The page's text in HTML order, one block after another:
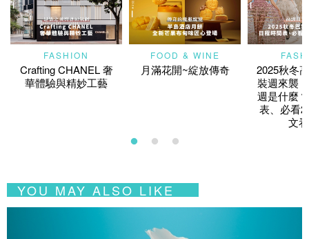
FASHION
Crafting CHANEL 奢
華體驗與精妙工藝
FOOD & WINE
月滿花開~綻放傳奇
2025秋冬
裝週來襲
週是什麼
表、必看
文
YOU MAY ALSO LIKE